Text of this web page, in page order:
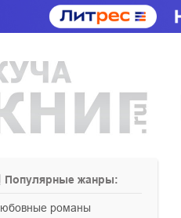
Популярные жанры:
любовные романы